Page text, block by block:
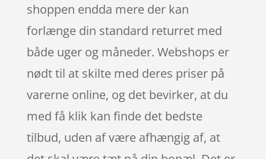
shoppen endda mere der kan
forlænge din standard returret med
både uger og måneder. Webshops er
nødt til at skilte med deres priser på
varerne online, og det bevirker, at du
med få klik kan finde det bedste
tilbud, uden af være afhængig af, at